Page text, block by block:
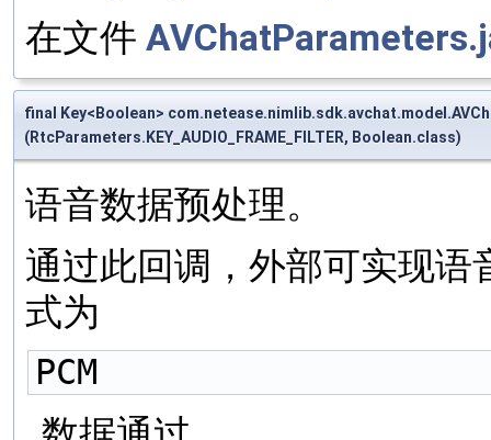
在文件
final Key<Boolean>
(RtcParameters.KEY_AUDIO_FRAME_FILTER, Boolean.class)
语音数据预处理。
通过此回调，外部可实现
式为
PCM